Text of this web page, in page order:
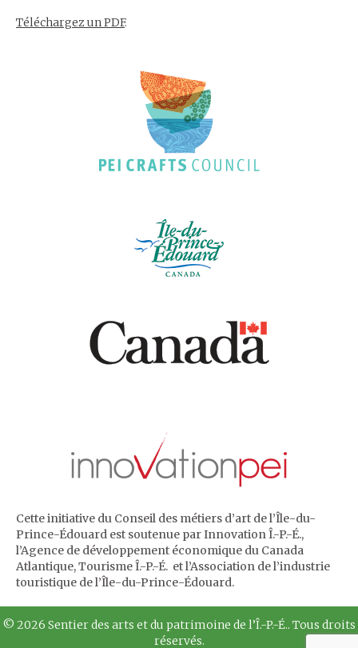
Téléchargez un PDF.
Cette initiative du Conseil des métiers d’art de l’Île-du-
Prince-Édouard est soutenue par Innovation Î.-P.-É.,
l’Agence de développement économique du Canada
Atlantique, Tourisme Î.-P.-É. et l’Association de l’industrie
touristique de l’Île-du-Prince-Édouard.
© 2026 Sentier des arts et du patrimoine de l’Î.-P.-É.. Tous droits
réservés.